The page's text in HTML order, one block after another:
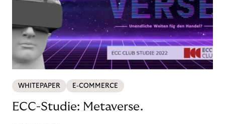
WHITEPAPER E-COMMERCE
ECC-Studie: Metaverse.